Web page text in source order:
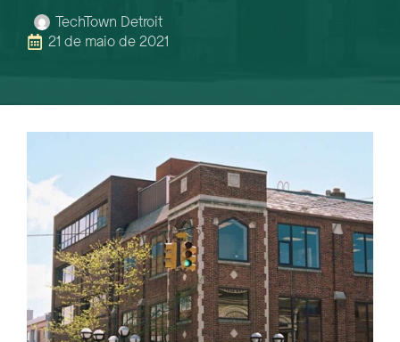
TechTown Detroit
21 de maio de 2021